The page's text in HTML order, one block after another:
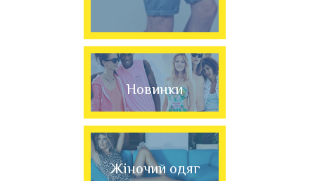
Новинки
Жіночий одяг